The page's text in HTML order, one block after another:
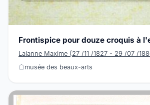
Frontispice pour douze croquis à
Lalanne Maxime (27 /11 /1827 - 29 /07 /
musée des beaux-arts